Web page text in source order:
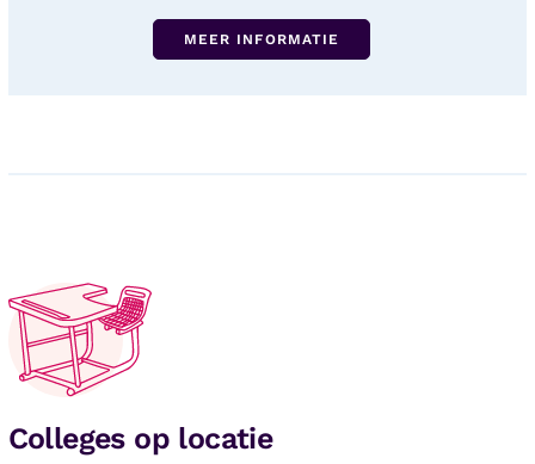
MEER INFORMATIE
Colleges op locatie​